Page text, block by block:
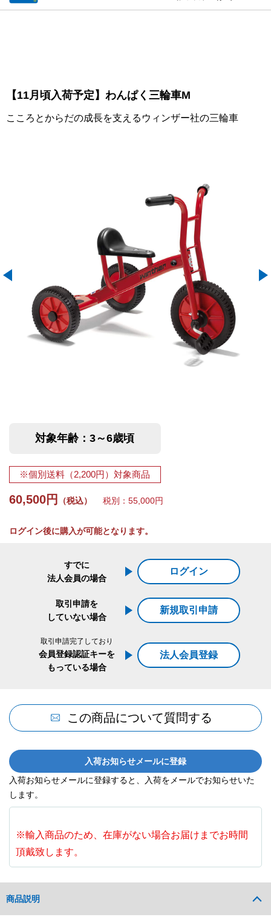
【11月頃入荷予定】わんぱく三輪車M
こころとからだの成長を支えるウィンザー社の三輪車
対象年齢：3～6歳頃
※個別送料（2,200円）対象商品
60,500円 （税込） 税別：55,000円
ログイン後に購入が可能となります。
すでに
法人会員の場合
ログイン
取引申請を
していない場合
新規取引申請
取引申請完了しており
会員登録認証キーを
もっている場合
法人会員登録
この商品について質問する
入荷お知らせメールに登録
入荷お知らせメールに登録すると、入荷をメールでお知らせいた
します。
※輸入商品のため、在庫がない場合お届けまでお時間
頂戴致します。
商品説明